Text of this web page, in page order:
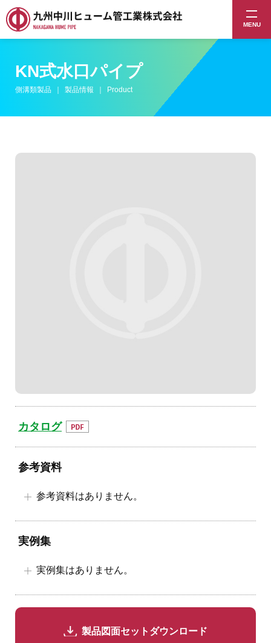
MENU
KN式水口パイプ
側溝類製品 製品情報 Product
カタログ
参考資料
参考資料はありません。
実例集
実例集はありません。
製品図面セットダウンロード